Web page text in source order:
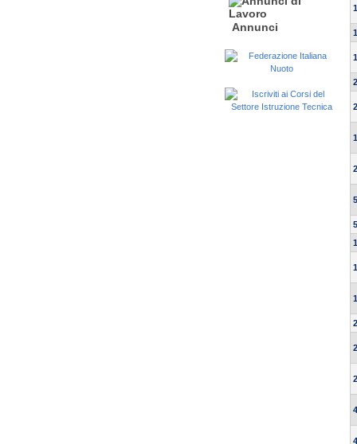
Annunci